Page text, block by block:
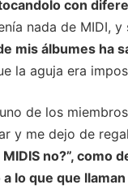
con
nada de MIDI, y
mis álbumes ha
la aguja era
de los
y me dejo de
no?”, como
lo que que